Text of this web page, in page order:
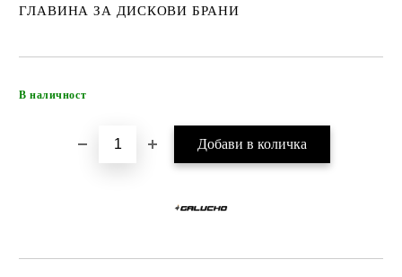
ГЛАВИНА ЗА ДИСКОВИ БРАНИ
В наличност